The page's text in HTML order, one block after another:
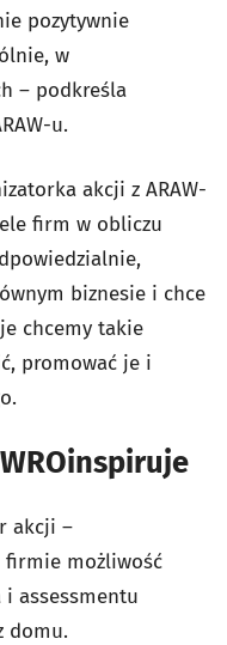
pozytywnie
w
– podkreśla
u.
akcji z ARAW-
firm w obliczu
biznesie i chce
chcemy takie
promować je i
akcji –
firmie możliwość
assessmentu
domu.